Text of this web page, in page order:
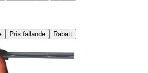
Pris fallande Rabatt